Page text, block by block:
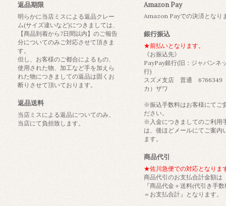
返品期限
明らかに当店ミスによる返品クレー
ム(サイズ違いなど)につきましては、
【商品到着から7日間以内】のご報告
分についてのみご対応させて頂きま
す。
但し、お客様のご都合によるもの、
使用された物、加工など手を加えら
れた物につきましての返品は固くお
断りさせて頂いております。
返品送料
当店ミスによる返品についてのみ、
当店にて負担致します。
Amazon Pay
Amazon Payでの決済となり
銀行振込
★前払いとなります。
《お振込先》
PayPay銀行(旧：ジャパンネ
行)
スズメ支店 普通 6766349
カ）ザワ
※振込手数料はお客様にてご
ださい。
※入金につきましてのご利用
は、後ほどメールにてご案内
ます。
商品代引
★佐川急便での対応となりま
商品代引のお支払合計金額は
『商品代金＋送料(代引き手
＝お支払合計』となります。